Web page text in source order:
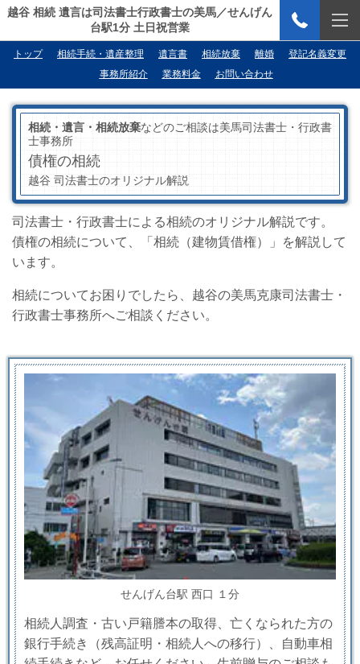
越谷 相続 遺言は司法書士行政書士の美馬／せんげん
台駅1分 土日祝営業
トップ 相続手続・遺産整理 遺言書 相続放棄 離婚
登記名義変更
事務所紹介
業務料金 お問い合わせ
相続・遺言・相続放棄などのご相談は美馬司法書士・行政書
士事務所
債権の相続
越谷 司法書士のオリジナル解説
司法書士・行政書士による相続のオリジナル解説です。
債権の相続について、「相続（建物賃借権）」を解説して
います。
相続についてお困りでしたら、越谷の美馬克康司法書士・
行政書士事務所へご相談ください。
せんげん台駅 西口 １分
相続人調査・古い戸籍謄本の取得、亡くなられた方の
銀行手続き（残高証明・相続人への移行）、自動車相